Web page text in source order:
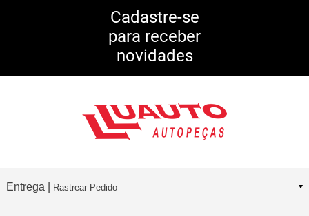
5% DE DESCONTO
10% DE CASHBACK
Consulte Regulamento
Cadastre-se
para receber
novidades
Entrega | Rastrear Pedido